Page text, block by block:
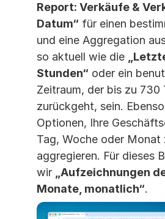
Report: Verkäufe &
Datum“ für einen
und eine Aggregation
so aktuell wie die
Stunden“ oder ein
Zeitraum, der bis zu 730
zurückgeht, sein.
Optionen, Ihre
Tag, Woche oder Monat
aggregieren. Für dieses
wir
„Aufzeichnungen
Monate, monatlich“.